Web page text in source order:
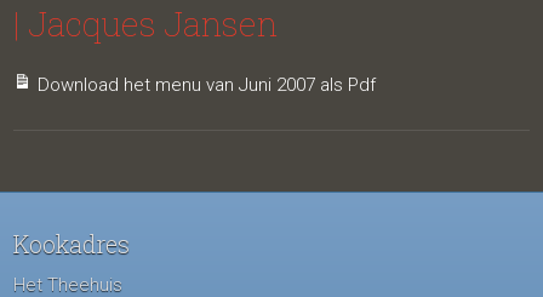
| Jacques Jansen
Download het menu van Juni 2007 als Pdf
Kookadres
Het Theehuis